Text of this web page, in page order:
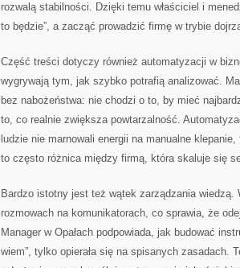
rozwalą stabilności. Dzięki temu właściciel i
to będzie”, a zacząć prowadzić firmę w trybie
Część treści dotyczy również automatyzacji w
wygrywają tym, jak szybko potrafią analizować.
bez nabożeństwa: nie chodzi o to, by mieć
to, co realnie zwiększa powtarzalność.
ludzie nie marnowali energii na manualne
to często różnica między firmą, która skaluje się
Bardzo istotny jest też wątek zarządzania
rozmowach na komunikatorach, co sprawia, że
Manager w Opałach podpowiada, jak budować
wiem”, tylko opierała się na spisanych zasadach.